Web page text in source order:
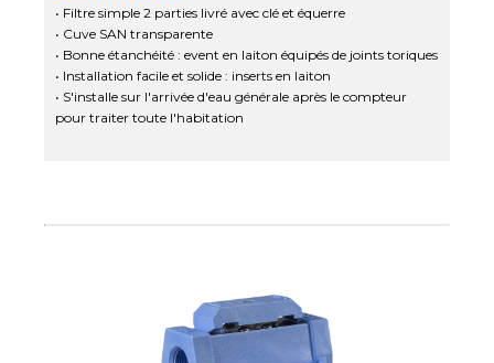
• Filtre simple 2 parties livré avec clé et équerre
• Cuve SAN transparente
• Bonne étanchéité : event en laiton équipés de joints toriques
• Installation facile et solide : inserts en laiton
• S'installe sur l'arrivée d'eau générale après le compteur
pour traiter toute l'habitation